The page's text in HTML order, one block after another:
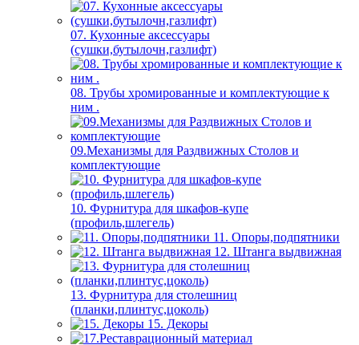
07. Кухонные аксессуары
(сушки,бутылочн,газлифт)
08. Трубы хромированные и комплектующие к
ним .
09.Механизмы для Раздвижных Столов и
комплектующие
10. Фурнитура для шкафов-купе
(профиль,шлегель)
11. Опоры,подпятники
12. Штанга выдвижная
13. Фурнитура для столешниц
(планки,плинтус,цоколь)
15. Декоры